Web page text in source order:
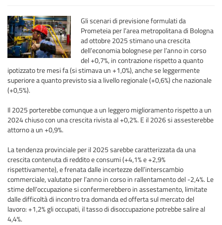
Gli scenari di previsione formulati da
Prometeia per l’area metropolitana di Bologna
ad ottobre 2025 stimano una crescita
dell’economia bolognese per l’anno in corso
del +0,7%, in contrazione rispetto a quanto
ipotizzato tre mesi fa (si stimava un +1,0%), anche se leggermente
superiore a quanto previsto sia a livello regionale (+0,6%) che nazionale
(+0,5%).
Il 2025 porterebbe comunque a un leggero miglioramento rispetto a un
2024 chiuso con una crescita rivista al +0,2%. E il 2026 si assesterebbe
attorno a un +0,9%.
La tendenza provinciale per il 2025 sarebbe caratterizzata da una
crescita contenuta di reddito e consumi (+4,1% e +2,9%
rispettivamente), e frenata dalle incertezze dell’interscambio
commerciale, valutato per l’anno in corso in rallentamento del -2,4%. Le
stime dell’occupazione si confermerebbero in assestamento, limitate
dalle difficoltà di incontro tra domanda ed offerta sul mercato del
lavoro: +1,2% gli occupati, il tasso di disoccupazione potrebbe salire al
4,4%.